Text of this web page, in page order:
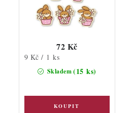
Skladem(15 ks)
72 Kč
Měrná
cena:
9 Kč / 1 ks